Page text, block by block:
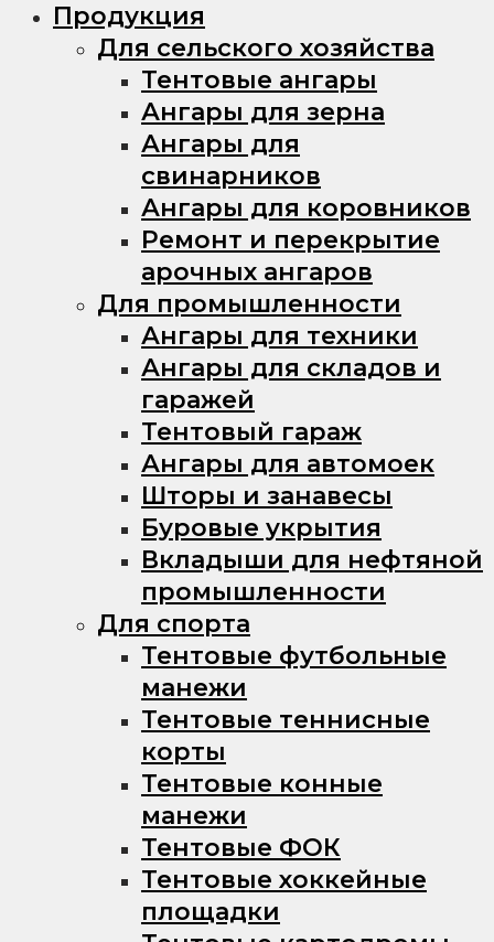
Продукция
Для сельского хозяйства
Тентовые ангары
Ангары для зерна
Ангары для
свинарников
Ангары для коровников
Ремонт и перекрытие
арочных ангаров
Для промышленности
Ангары для техники
Ангары для складов и
гаражей
Тентовый гараж
Ангары для автомоек
Шторы и занавесы
Буровые укрытия
Вкладыши для нефтяной
промышленности
Для спорта
Тентовые футбольные
манежи
Тентовые теннисные
корты
Тентовые конные
манежи
Тентовые ФОК
Тентовые хоккейные
площадки